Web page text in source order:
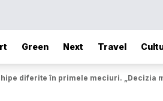
Green Next Travel
diferite în primele meciuri. „Decizia